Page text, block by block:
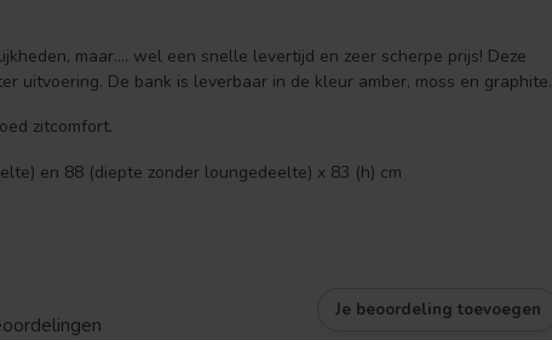
maar.... wel een snelle levertijd en zeer scherpe prijs! Deze
uitvoering. De bank is leverbaar in de kleur amber, moss en graphite.
zitcomfort.
en 88 (diepte zonder loungedeelte) x 83 (h) cm
Je beoordeling toevoegen